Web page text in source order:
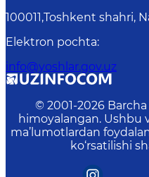
100011,Toshkent shahri,
Elektron pochta:
info@yoshlar.gov.uz
© 2001-2026
himoyalangan. Ushbu
ma’lumotlardan
ko‘rsatilishi